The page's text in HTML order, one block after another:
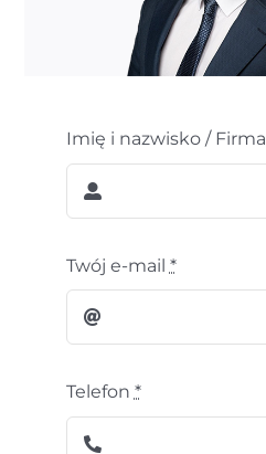
Imię i nazwisko / Firma
Twój e-mail *
Telefon *